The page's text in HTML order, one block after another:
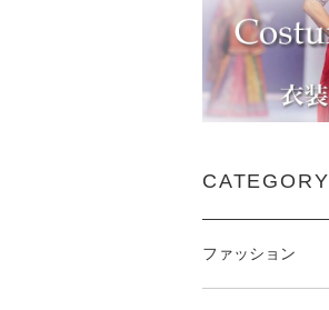
CATEGORY
ファッション